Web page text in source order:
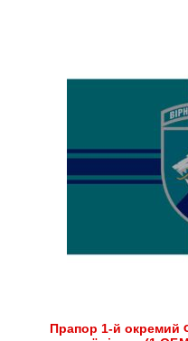
Прапор 1-й окремий